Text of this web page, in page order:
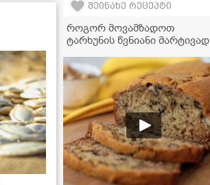
შეინახე რეცეპტი
როგორ მოვამზადოთ
ტარხუნის წვნიანი მარტივად
რეცეპტი